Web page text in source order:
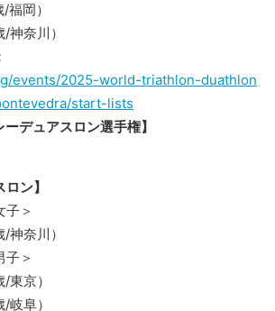
岡）
奈川）
events/2025-world-triathlon-duathlon
start-lists
デュアスロン選手権】
ン】
子＞
奈川）
子＞
京）
阜）